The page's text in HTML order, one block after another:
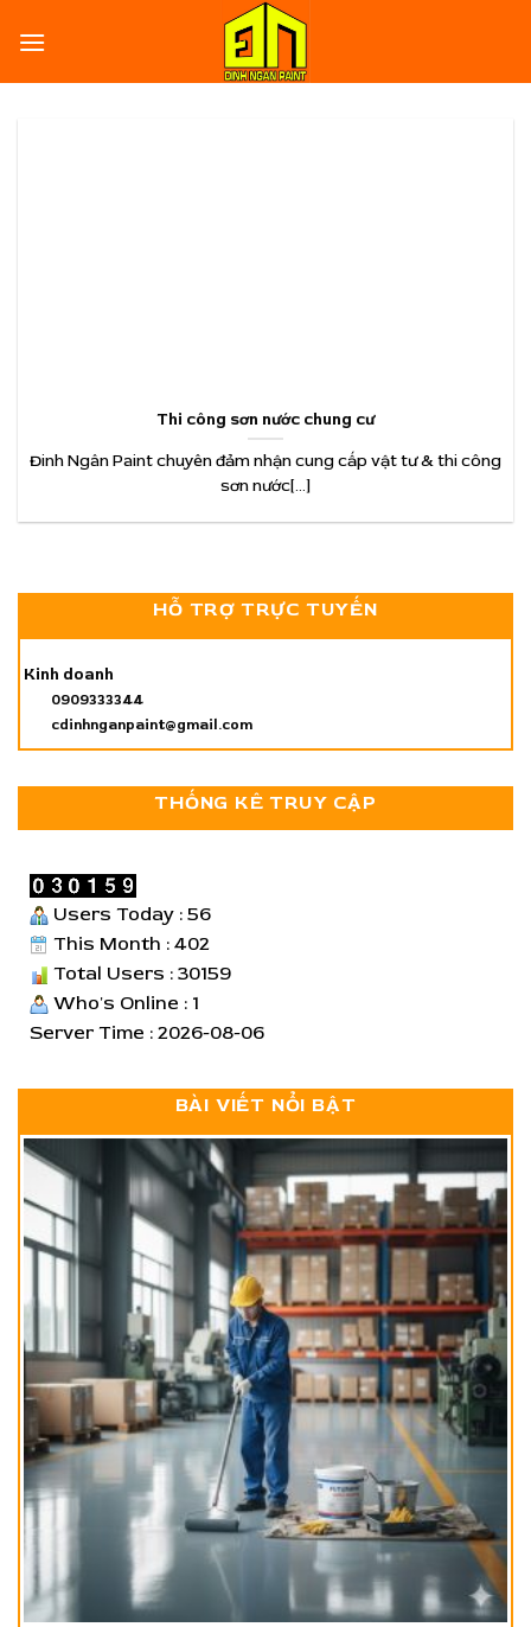
Thi công sơn nước chung cư
Đinh Ngân Paint chuyên đảm nhận cung cấp vật tư & thi công
sơn nước[...]
HỖ TRỢ TRỰC TUYẾN
Kinh doanh
0909333344
cdinhnganpaint@gmail.com
THỐNG KÊ TRUY CẬP
Users Today : 56
This Month : 402
Total Users : 30159
Who's Online : 1
Server Time : 2026-08-06
BÀI VIẾT NỔI BẬT